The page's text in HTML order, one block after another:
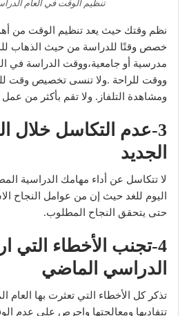
تنظيم الوقت في العام
نظم وقتك حيث يعد تنظيم الوقت من
خصص وقتًا للدراسة من حيث الذهاب
مدرسية أو جامعية،ووقت الدراسة في
ووقت للراحة .ولا تنسى تخصيص وقت
ومشاهدة التلفاز. ولا تقم بأكثر من
3-عدم التكاسل
خلال
الجديد
لا تتكاسل عن أداء مهامك الدراسية
اليوم للغد حيث إن من عوامل النجاح
حتى يتحقق النجاح المطلوب.
4-تجنب الأخطاء التي
الدراسي الماضي
تذكر كل الأخطاء التي تعثرت بها العام
تتفاديها ومعالجتها واحرص على عدم